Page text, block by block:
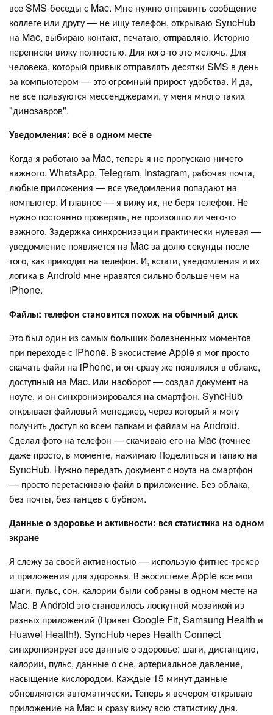
все SMS-беседы с Mac. Мне нужно отправить сообщение
коллеге или другу — не ищу телефон, открываю SyncHub
на Mac, выбираю контакт, печатаю, отправляю. Историю
переписки вижу полностью. Для кого-то это мелочь. Для
человека, который привык отправлять десятки SMS в день
за компьютером — это огромный прирост удобства. И да,
не все пользуются мессенджерами, у меня много таких
"динозавров".
Уведомления: всё в одном месте
Когда я работаю за Mac, теперь я не пропускаю ничего
важного. WhatsApp, Telegram, Instagram, рабочая почта,
любые приложения — все уведомления попадают на
компьютер. И главное — я вижу их, не беря телефон. Не
нужно постоянно проверять, не произошло ли чего-то
важного. Задержка синхронизации практически нулевая —
уведомление появляется на Mac за долю секунды после
того, как приходит на телефон. И, кстати, уведомления и их
логика в Android мне нравятся сильно больше чем на
iPhone.
Файлы: телефон становится похож на обычный диск
Это был один из самых больших болезненных моментов
при переходе с iPhone. В экосистеме Apple я мог просто
скачать файл на iPhone, и он сразу же появлялся в облаке,
доступный на Mac. Или наоборот — создал документ на
ноуте, и он синхронизировался на смартфон. SyncHub
открывает файловый менеджер, через который я могу
получить доступ ко всем папкам и файлам на Android.
Сделал фото на телефон — скачиваю его на Mac (точнее
даже просто, в моменте, нажимаю Поделиться и тапаю на
SyncHub. Нужно передать документ с ноута на смартфон
— просто перетаскиваю файл в приложение. Без облака,
без почты, без танцев с бубном.
Данные о здоровье и активности: вся статистика на одном
экране
Я слежу за своей активностью — использую фитнес-трекер
и приложения для здоровья. В экосистеме Apple все мои
шаги, пульс, сон, калории были собраны в одном месте на
Mac. В Android это становилось лоскутной мозаикой из
разных приложений (Привет Google Fit, Samsung Health и
Huawei Health!). SyncHub через Health Connect
синхронизирует все данные о здоровье: шаги, дистанцию,
калории, пульс, данные о сне, артериальное давление,
насыщение кислородом. Каждые 15 минут данные
обновляются автоматически. Теперь я вечером открываю
приложение на Mac и сразу вижу всю статистику дня.